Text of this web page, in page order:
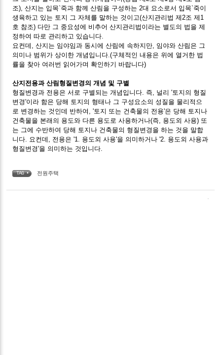
조), 산지는 입목`죽과 함께 산림을 구성하는 2대 요소로서 입목`죽이
생육하고 있는 토지 그 자체를 말하는 것이고(산지관리법 제2조 제1
호 참조) 다만 그 중요성에 비추어 산지관리법이라는 별도의 법을 제
정하여 따로 관리하고 있습니다.
요컨데, 산지는 임야임과 동시에 산림에 속하지만, 임야와 산림은 그
의미나 범위가 상이한 개념입니다.(구체적인 내용은 위에 열거한 법
률을 찾아 여러번 읽어가며 확인하기 바랍니다)
산지전용과 산림형질변경의 개념 및 구별
형질변경과 전용은 서로 구별되는 개념입니다. 즉, 널리 '토지의 형질
변경'이라 함은 당해 토지의 형태나 그 구성요소의 성질을 물리적으
로 변경하는 것인데 반하여, '토지 또는 건축물의 전용'은 당해 토지나
건축물을 본래의 용도와 다른 용도로 사용하거나(즉, 용도외 사용) 또
는 그에 수반하여 당해 토지나 건축물의 형질변경을 하는 것을 말합
니다. 요컨데, 전용은 '1. 용도외 사용'을 의미하거나 '2. 용도외 사용과
형질변경'을 의미하는 것입니다.
TAG • 전원주택